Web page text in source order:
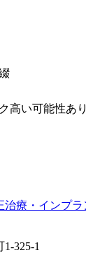
高い可能性あり
325-1